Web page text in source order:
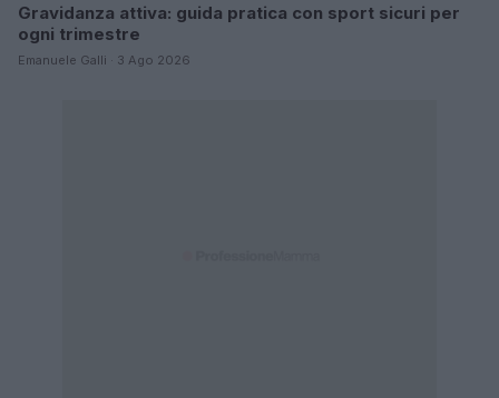
Gravidanza attiva: guida pratica con sport sicuri per
ogni trimestre
Emanuele Galli · 3 Ago 2026